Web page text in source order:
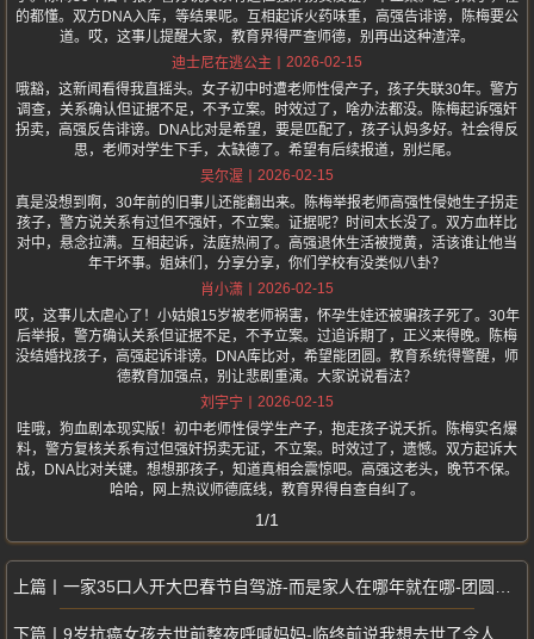
的都懂。双方DNA入库，等结果呢。互相起诉火药味重，高强告诽谤，陈梅要公
道。哎，这事儿提醒大家，教育界得严查师德，别再出这种渣滓。
迪士尼在逃公主
2026-02-15
哦豁，这新闻看得我直摇头。女子初中时遭老师性侵产子，孩子失联30年。警方
调查，关系确认但证据不足，不予立案。时效过了，啥办法都没。陈梅起诉强奸
拐卖，高强反告诽谤。DNA比对是希望，要是匹配了，孩子认妈多好。社会得反
思，老师对学生下手，太缺德了。希望有后续报道，别烂尾。
吴尔渥
2026-02-15
真是没想到啊，30年前的旧事儿还能翻出来。陈梅举报老师高强性侵她生子拐走
孩子，警方说关系有过但不强奸，不立案。证据呢？时间太长没了。双方血样比
对中，悬念拉满。互相起诉，法庭热闹了。高强退休生活被搅黄，活该谁让他当
年干坏事。姐妹们，分享分享，你们学校有没类似八卦？
肖小潇
2026-02-15
哎，这事儿太虐心了！小姑娘15岁被老师祸害，怀孕生娃还被骗孩子死了。30年
后举报，警方确认关系但证据不足，不予立案。过追诉期了，正义来得晚。陈梅
没结婚找孩子，高强起诉诽谤。DNA库比对，希望能团圆。教育系统得警醒，师
德教育加强点，别让悲剧重演。大家说说看法？
刘宇宁
2026-02-15
哇哦，狗血剧本现实版！初中老师性侵学生产子，抱走孩子说夭折。陈梅实名爆
料，警方复核关系有过但强奸拐卖无证，不立案。时效过了，遗憾。双方起诉大
战，DNA比对关键。想想那孩子，知道真相会震惊吧。高强这老头，晚节不保。
哈哈，网上热议师德底线，教育界得自查自纠了。
1/1
一家35口人开大巴春节自驾游-而是家人在哪年就在哪-团圆从不是固守老家
9岁抗癌女孩去世前整夜呼喊妈妈-临终前说我想去世了令人心碎